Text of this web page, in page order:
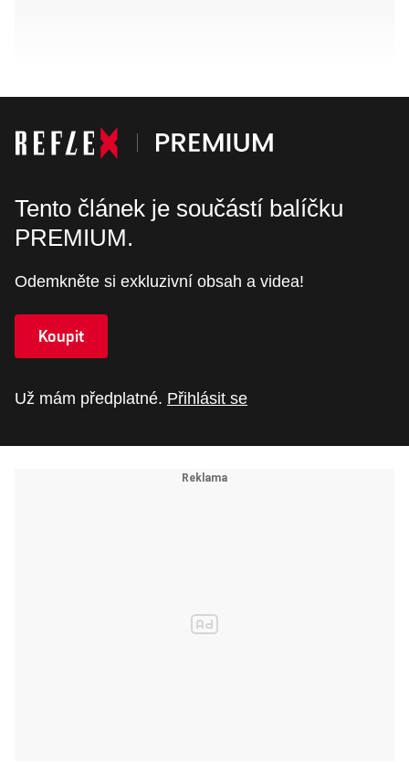
Tento článek je součástí balíčku
PREMIUM.
Odemkněte si exkluzivní obsah a videa!
Koupit
Už mám předplatné. Přihlásit se